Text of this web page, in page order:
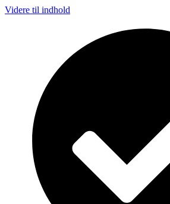
Videre til indhold